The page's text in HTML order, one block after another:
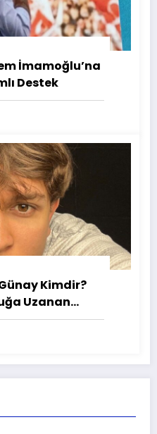
İmamoğlu’na
Destek
Kimdir?
Uzanan